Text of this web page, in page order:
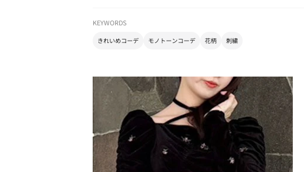
KEYWORDS
きれいめコーデ モノトーンコーデ 花柄 刺繍